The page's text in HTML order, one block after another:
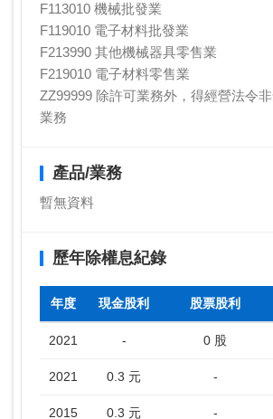
F113010 機械批發業
F119010 電子材料批發業
F213990 其他機械器具零售業
F219010 電子材料零售業
ZZ99999 除許可業務外，得經營法令
業務
產品/業務
暫無資料
歷年除權息紀錄
年度 現金股利 股票股利
2021 - 0 股
2021 0.3 元 -
2015 0.3 元 -